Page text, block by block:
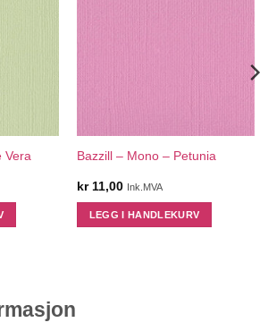
Vera Bazzill – Mono – Petunia
kr11,00 Ink.MVA
LEGG I HANDLEKURV